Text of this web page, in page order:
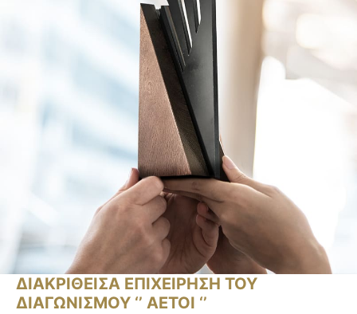
ΔΙΑΚΡΙΘΕΙΣΑ ΕΠΙΧΕΙΡΗΣΗ ΤΟΥ
ΔΙΑΓΩΝΙΣΜΟΥ ‘’ ΑΕΤΟΙ ‘’